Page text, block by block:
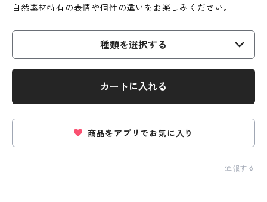
自然素材特有の表情や個性の違いをお楽しみください。
種類を選択する
カートに入れる
商品をアプリでお気に入り
通報する